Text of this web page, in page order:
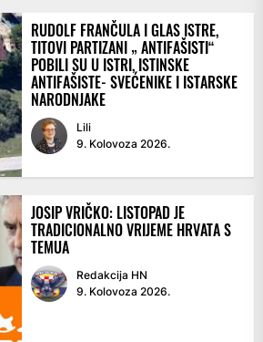
RUDOLF FRANČULA I GLAS ISTRE,
TITOVI PARTIZANI „ ANTIFAŠISTI“
POBILI SU U ISTRI, ISTINSKE
ANTIFAŠISTE- SVEĆENIKE I ISTARSKE
NARODNJAKE
Lili
9. Kolovoza 2026.
JOSIP VRIČKO: LISTOPAD JE
TRADICIONALNO VRIJEME HRVATA S
TEMUA
Redakcija HN
9. Kolovoza 2026.